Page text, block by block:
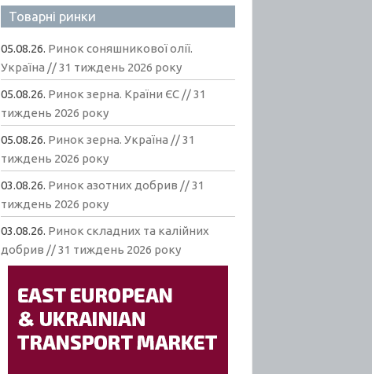
Товарні ринки
05.08.26. Ринок соняшникової олії.
Україна // 31 тиждень 2026 року
05.08.26. Ринок зерна. Країни ЄС // 31
тиждень 2026 року
05.08.26. Ринок зерна. Україна // 31
тиждень 2026 року
03.08.26. Ринок азотних добрив // 31
тиждень 2026 року
03.08.26. Ринок складних та калійних
добрив // 31 тиждень 2026 року